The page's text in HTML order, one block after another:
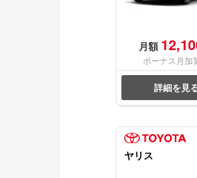
月額
ボーナス月加
詳細を見
ヤリス